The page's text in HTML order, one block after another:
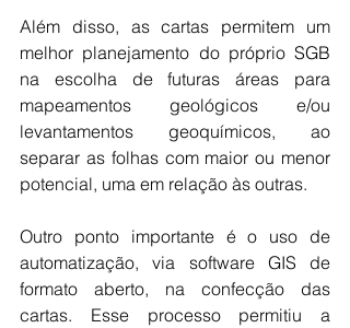
Além disso, as cartas permitem um
melhor planejamento do próprio SGB
na escolha de futuras áreas para
mapeamentos geológicos e/ou
levantamentos geoquímicos, ao
separar as folhas com maior ou menor
potencial, uma em relação às outras.
Outro ponto importante é o uso de
automatização, via software GIS de
formato aberto, na confecção das
cartas. Esse processo permitiu a